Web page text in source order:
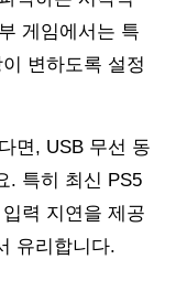
게임에서는 특
변하도록 설정
면, USB 무선 동
. 특히 최신 PS5
력 지연을 제공
유리합니다.